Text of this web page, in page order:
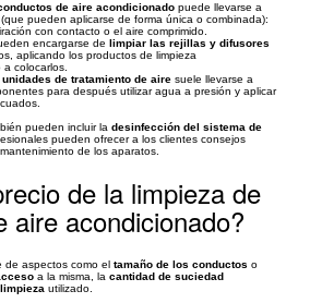
de aire acondicionado puede llevarse a
pueden aplicarse de forma única o combinada):
con contacto o el aire comprimido.
encargarse de limpiar las rejillas y difusores
aplicando los productos de limpieza
colocarlos.
de tratamiento de aire suele llevarse a
para después utilizar agua a presión y aplicar
pueden incluir la desinfección del sistema de
pueden ofrecer a los clientes consejos
de los aparatos.
de la limpieza de
aire acondicionado?
de aspectos como el tamaño de los conductos o
a la misma, la cantidad de suciedad
utilizado.